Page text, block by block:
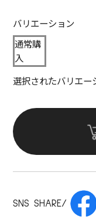
バリエーション
通常購
入
選択されたバリエー
SNS SHARE/